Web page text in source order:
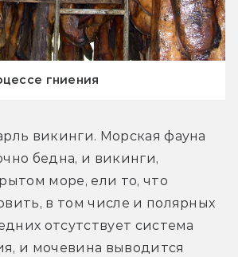
гниения
викинги. Морская фауна
бедна, и викинги,
море, ели то, что
в том числе и полярных
отсутствует система
и мочевина выводится